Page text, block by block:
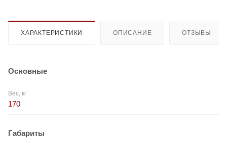
ХАРАКТЕРИСТИКИ ОПИСАНИЕ ОТЗЫВЫ
Основные
Вес, кг
170
Габариты